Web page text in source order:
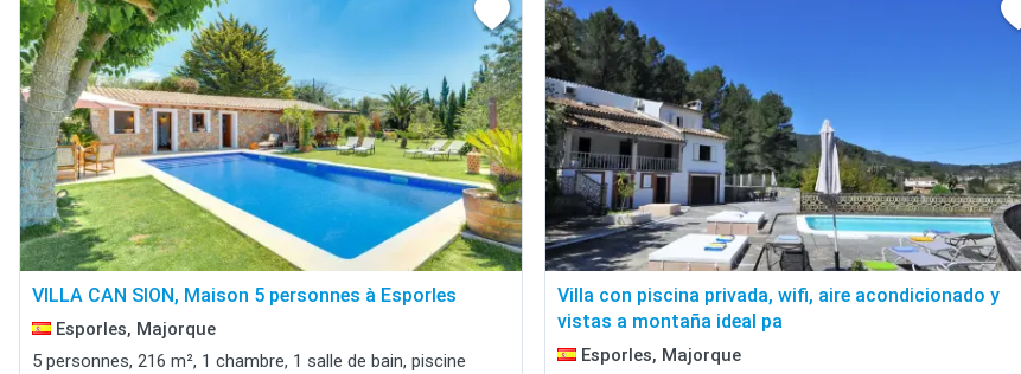
VILLA CAN SION, Maison 5 personnes à Esporles
Esporles, Majorque
5 personnes, 216 m², 1 chambre, 1 salle de bain, piscine
Villa con piscina privada, wifi, aire acondicionado y
vistas a montaña ideal pa
Esporles, Majorque